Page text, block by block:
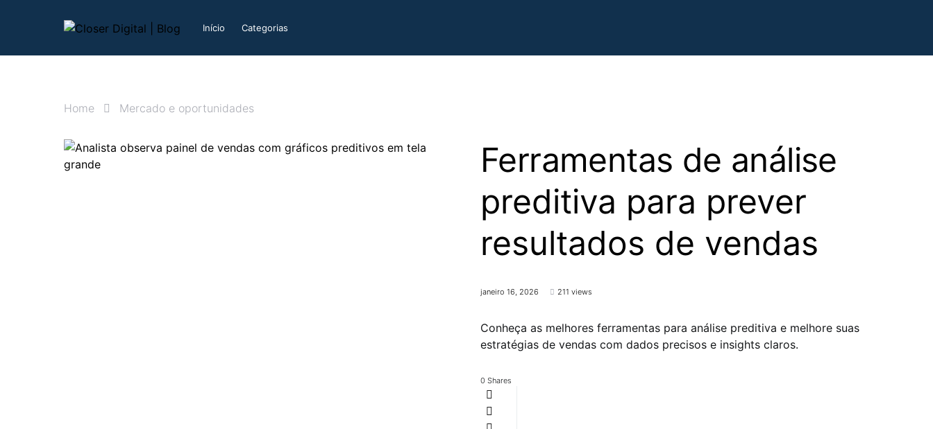
Início Categorias
Home Mercado e oportunidades
Ferramentas de análise
preditiva para prever
resultados de vendas
janeiro 16, 2026 211 views
Conheça as melhores ferramentas para análise preditiva e melhore suas
estratégias de vendas com dados precisos e insights claros.
0 Shares